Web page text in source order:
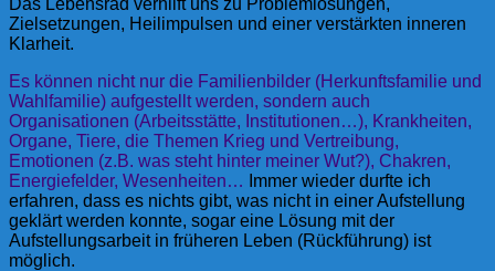
Zielsetzungen, Heilimpulsen und einer verstärkten inneren
Klarheit.
Es können nicht nur die Familienbilder (Herkunftsfamilie und
Wahlfamilie) aufgestellt werden, sondern auch
Organisationen (Arbeitsstätte, Institutionen…), Krankheiten,
Organe, Tiere, die Themen Krieg und Vertreibung,
Emotionen (z.B. was steht hinter meiner Wut?), Chakren,
Energiefelder, Wesenheiten…
Immer wieder durfte ich
erfahren, dass es nichts gibt, was nicht in einer Aufstellung
geklärt werden konnte, sogar eine Lösung mit der
Aufstellungsarbeit in früheren Leben (Rückführung) ist
möglich.